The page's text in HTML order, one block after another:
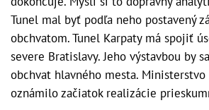
Tunel mal byť podľa neho postavený
obchvatom. Tunel Karpaty má spojiť
severe Bratislavy. Jeho výstavbou by
obchvat hlavného mesta.
oznámilo začiatok realizácie